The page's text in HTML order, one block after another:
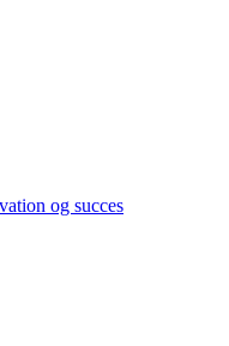
og succes